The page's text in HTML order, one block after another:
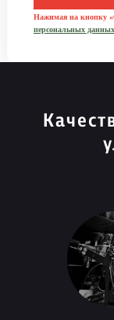
Нажимая на кнопку
персональных данных